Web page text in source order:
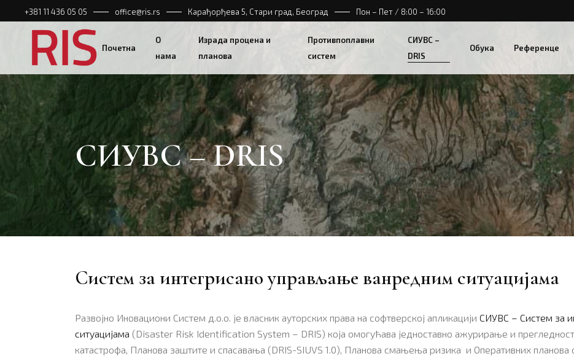
+381 11 436 05 05 office@ris.rs Карађорђева 5, Стари град, Београд Пон – Пет / 8:00 – 16:00
Почетна
О
нама
Израда процена и
планова
Процена ризика од катастрофа
План заштите и спасавања
План смањења ризика од
катастрофа
Противпоплавни
систем
СИУВС –
DRIS
Обука Референце
Процена ризика од катастрофа
План заштите и спасавања
катастрофа
СИУВС – DRIS
Систем за интегрисано управљање ванредним ситуацијама
Развојно Иновациони Систем д.о.о. је власник ауторских права на софтверској апликацији СИУВС – Систем за
ситуацијама (Disaster Risk Identification System – DRIS) која омогућава једноставно ажурирање и
катастрофа, Планова заштите и спасавања (DRIS-SIUVS 1.0), Планова смањења ризика и Оперативних планова